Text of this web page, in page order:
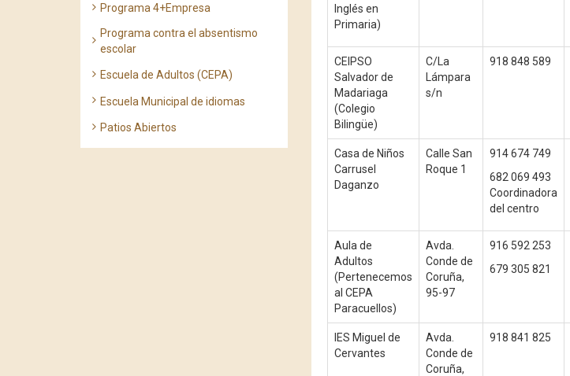
Programa 4+Empresa
Programa contra el absentismo
escolar
Escuela de Adultos (CEPA)
Escuela Municipal de idiomas
Patios Abiertos
Inglés en
Primaria)
CEIPSO
Salvador de
Madariaga
(Colegio
Bilingüe)
C/La
Lámpara
s/n
918 848 589
Casa de Niños
Carrusel
Daganzo
Calle San
Roque 1
914 674 749
682 069 493
Coordinadora
del centro
Aula de
Adultos
(Pertenecemos
al CEPA
Paracuellos)
Avda.
Conde de
Coruña,
95-97
916 592 253
679 305 821
IES Miguel de
Cervantes
Avda.
Conde de
Coruña,
918 841 825